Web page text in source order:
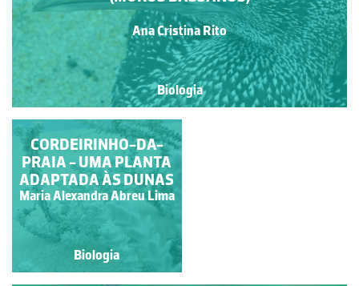
Ana Cristina Rito
Biologia
CASAL DE LIBÉLULA
IMPERADOR-MENOR
(ANAX PARTHENOPE)
Ana Cristina Rito
Biologia
CORDEIRINHO-DA-
PRAIA - UMA PLANTA
ADAPTADA ÀS DUNAS
Maria Alexandra Abreu Lima
Biologia